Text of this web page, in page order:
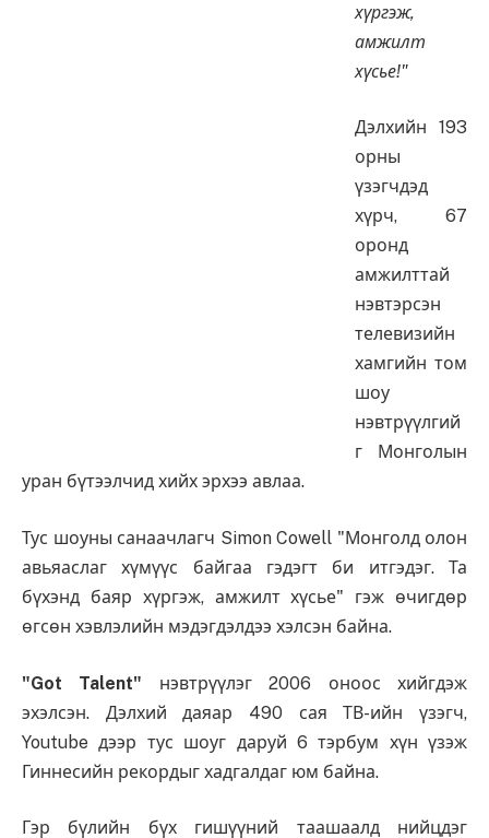
хүргэж,
амжилт
хүсье!"
Дэлхийн 193
орны
үзэгчдэд
хүрч, 67
оронд
амжилттай
нэвтэрсэн
телевизийн
хамгийн том
шоу
нэвтрүүлгий
г Монголын
уран бүтээлчид хийх эрхээ авлаа.
Тус шоуны санаачлагч Simon Cowell "Монголд олон
авьяаслаг хүмүүс байгаа гэдэгт би итгэдэг. Та
бүхэнд баяр хүргэж, амжилт хүсье" гэж өчигдөр
өгсөн хэвлэлийн мэдэгдэлдээ хэлсэн байна.
"Got Talent" нэвтрүүлэг 2006 оноос хийгдэж
эхэлсэн. Дэлхий даяар 490 сая ТВ-ийн үзэгч,
Youtube дээр тус шоуг даруй 6 тэрбум хүн үзэж
Гиннесийн рекордыг хадгалдаг юм байна.
Гэр бүлийн бүх гишүүний таашаалд нийцдэг